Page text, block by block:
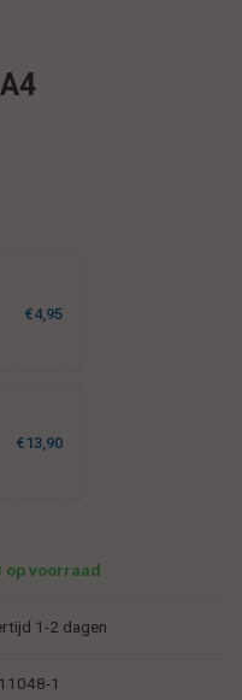
€4,95
€13,90
op voorraad
1-2 dagen
1